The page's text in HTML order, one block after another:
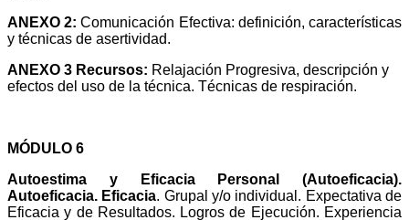
ANEXO 2: Comunicación Efectiva: definición, características
y técnicas de asertividad.
ANEXO 3 Recursos: Relajación Progresiva, descripción y
efectos del uso de la técnica. Técnicas de respiración.
MÓDULO 6
Autoestima y Eficacia Personal (Autoeficacia).
Autoeficacia. Eficacia. Grupal y/o individual. Expectativa de
Eficacia y de Resultados. Logros de Ejecución. Experiencia